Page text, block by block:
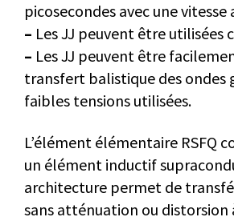
picosecondes avec une
– Les JJ peuvent être
– Les JJ peuvent être
transfert balistique des ondes
faibles tensions utilisées.
L’élément élémentaire RSFQ
un élément inductif
architecture permet de
sans atténuation ou distorsion